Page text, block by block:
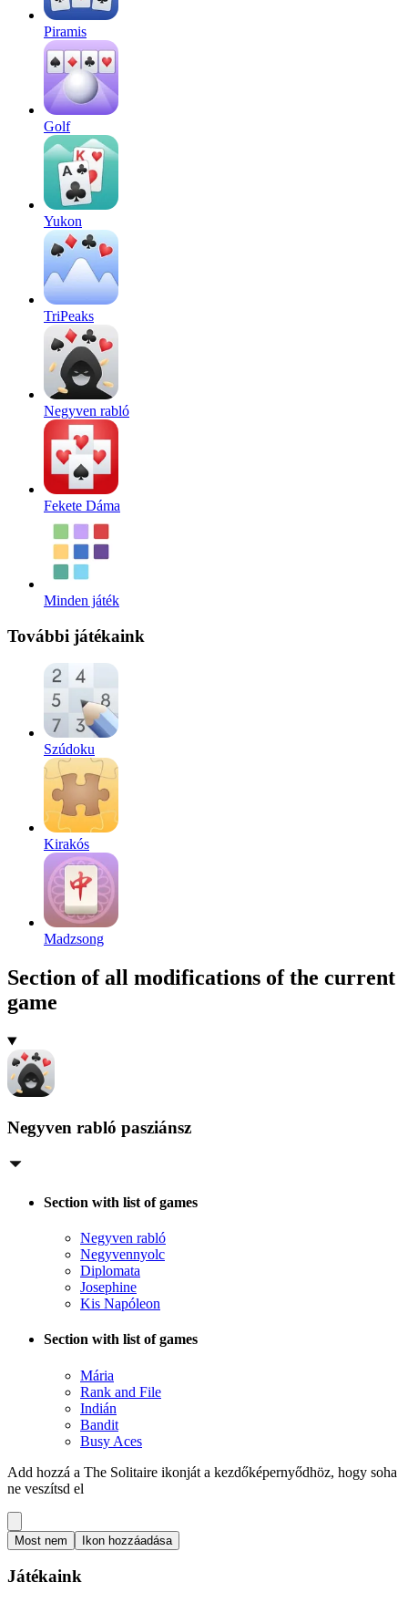
Piramis
Golf
Yukon
TriPeaks
Negyven rabló
Fekete Dáma
Minden játék
További játékaink
Szúdoku
Kirakós
Madzsong
Section of all modifications of the current
game
Negyven rabló pasziánsz
Section with list of games
Negyven rabló
Negyvennyolc
Diplomata
Josephine
Kis Napóleon
Section with list of games
Mária
Rank and File
Indián
Bandit
Busy Aces
Add hozzá a The Solitaire ikonját a kezdőképernyődhöz, hogy soha
ne veszítsd el
Most nem Ikon hozzáadása
Játékaink